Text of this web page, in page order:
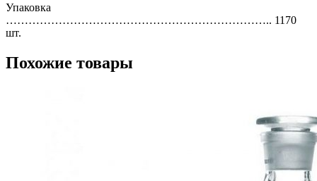
Упаковка
…………………………………………………………….. 1170
шт.
Похожие товары